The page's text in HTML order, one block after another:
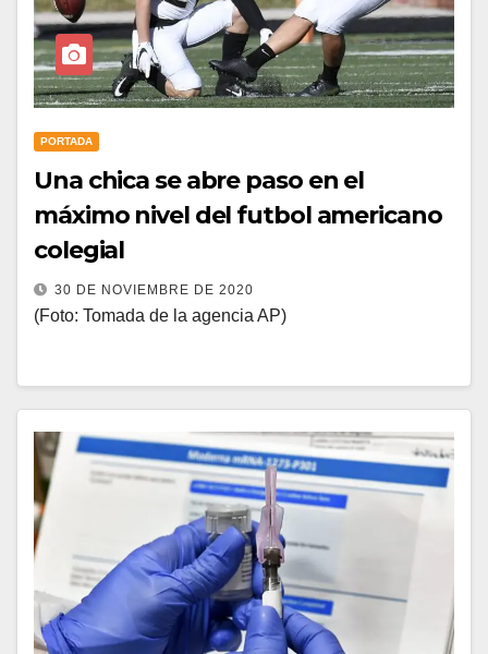
PORTADA
Una chica se abre paso en el
máximo nivel del futbol americano
colegial
30 DE NOVIEMBRE DE 2020
(Foto: Tomada de la agencia AP)